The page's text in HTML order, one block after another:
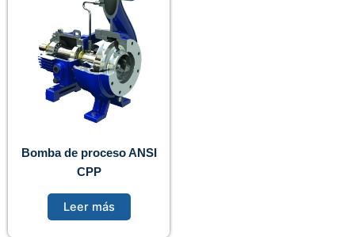
Bomba de proceso ANSI
CPP
Leer más